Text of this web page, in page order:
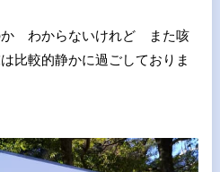
か わからないけれど また咳
比較的静かに過ごしておりま